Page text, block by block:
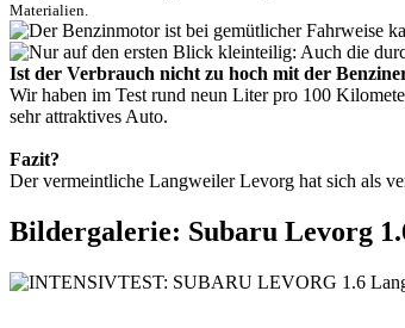
Materialien.
Ist der Verbrauch nicht zu hoch mit der
Wir haben im Test rund neun Liter pro 100
sehr attraktives Auto.
Fazit?
Der vermeintliche Langweiler Levorg hat sich als
Bildergalerie: Subaru Levorg